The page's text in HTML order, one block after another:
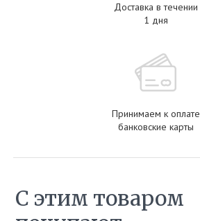
Доставка в течении
1 дня
Принимаем к оплате
банковские карты
С этим товаром